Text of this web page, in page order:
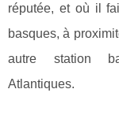
réputée, et où il
basques, à
autre station
Atlantiques.